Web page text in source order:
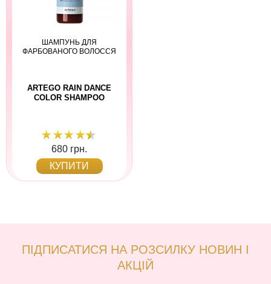
ШАМПУНЬ ДЛЯ
ФАРБОВАНОГО ВОЛОССЯ
ARTEGO RAIN DANCE
COLOR SHAMPOO
680 грн.
КУПИТИ
ПІДПИСАТИСЯ НА РОЗСИЛКУ НОВИН І
АКЦІЙ